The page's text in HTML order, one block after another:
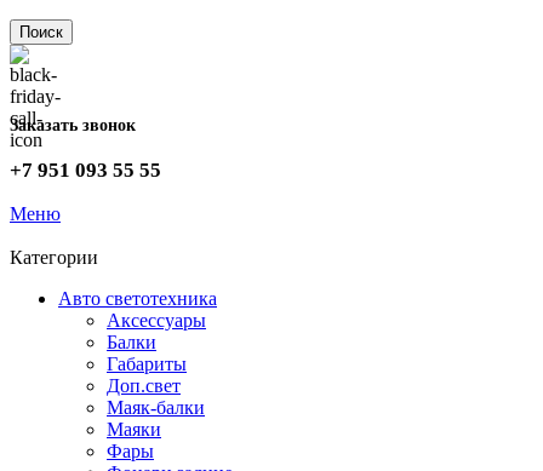
Поиск
Заказать звонок
+7 951 093 55 55
Меню
Категории
Авто светотехника
Аксессуары
Балки
Габариты
Доп.свет
Маяк-балки
Маяки
Фары